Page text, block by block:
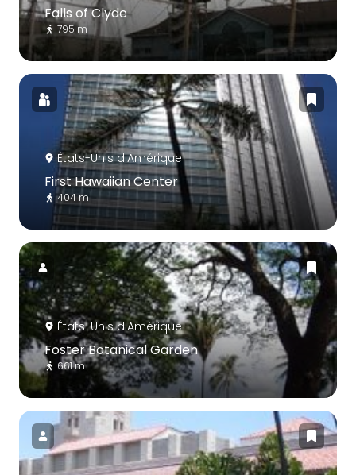
Falls of Clyde
795 m
États-Unis d'Amérique
First Hawaiian Center
404 m
États-Unis d'Amérique
Foster Botanical Garden
661 m